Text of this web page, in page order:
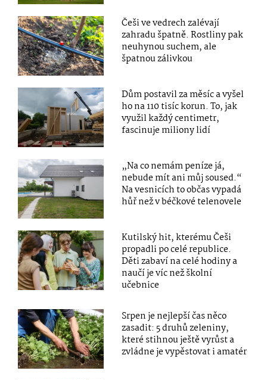
Češi ve vedrech zalévají
zahradu špatně. Rostliny pak
neuhynou suchem, ale
špatnou zálivkou
Dům postavil za měsíc a vyšel
ho na 110 tisíc korun. To, jak
využil každý centimetr,
fascinuje miliony lidí
„Na co nemám peníze já,
nebude mít ani můj soused.“
Na vesnicích to občas vypadá
hůř než v béčkové telenovele
Kutilský hit, kterému Češi
propadli po celé republice.
Děti zabaví na celé hodiny a
naučí je víc než školní
učebnice
Srpen je nejlepší čas něco
zasadit: 5 druhů zeleniny,
které stihnou ještě vyrůst a
zvládne je vypěstovat i amatér